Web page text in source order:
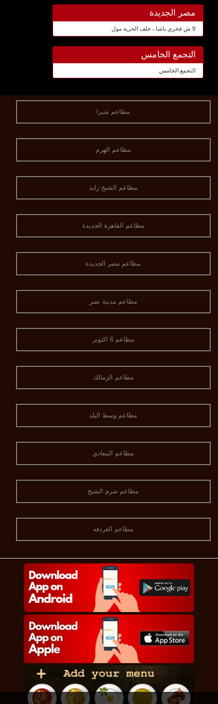
مصر الجديدة
9 ش فخري باشا ، خلف الحرية مول
التجمع الخامس
التجمع الخامس
مطاعم شبرا
مطاعم الهرم
مطاعم الشيخ زايد
مطاعم القاهرة الجديدة
مطاعم مصر الجديدة
مطاعم مدينة نصر
مطاعم 6 اكتوبر
مطاعم الزمالك
مطاعم وسط البلد
مطاعم المعادي
مطاعم شرم الشيخ
مطاعم الغردقه